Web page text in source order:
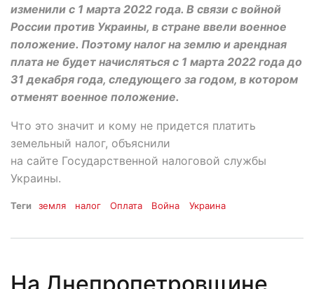
изменили с 1 марта 2022 года. В связи с войной
России против Украины, в стране ввели военное
положение. Поэтому налог на землю и арендная
плата не будет начисляться с 1 марта 2022 года до
31 декабря года, следующего за годом, в котором
отменят военное положение.
Что это значит и кому не придется платить
земельный налог, объяснили
на сайте Государственной налоговой службы
Украины.
Теги земля налог Оплата Война Украина
На Днепропетровщине